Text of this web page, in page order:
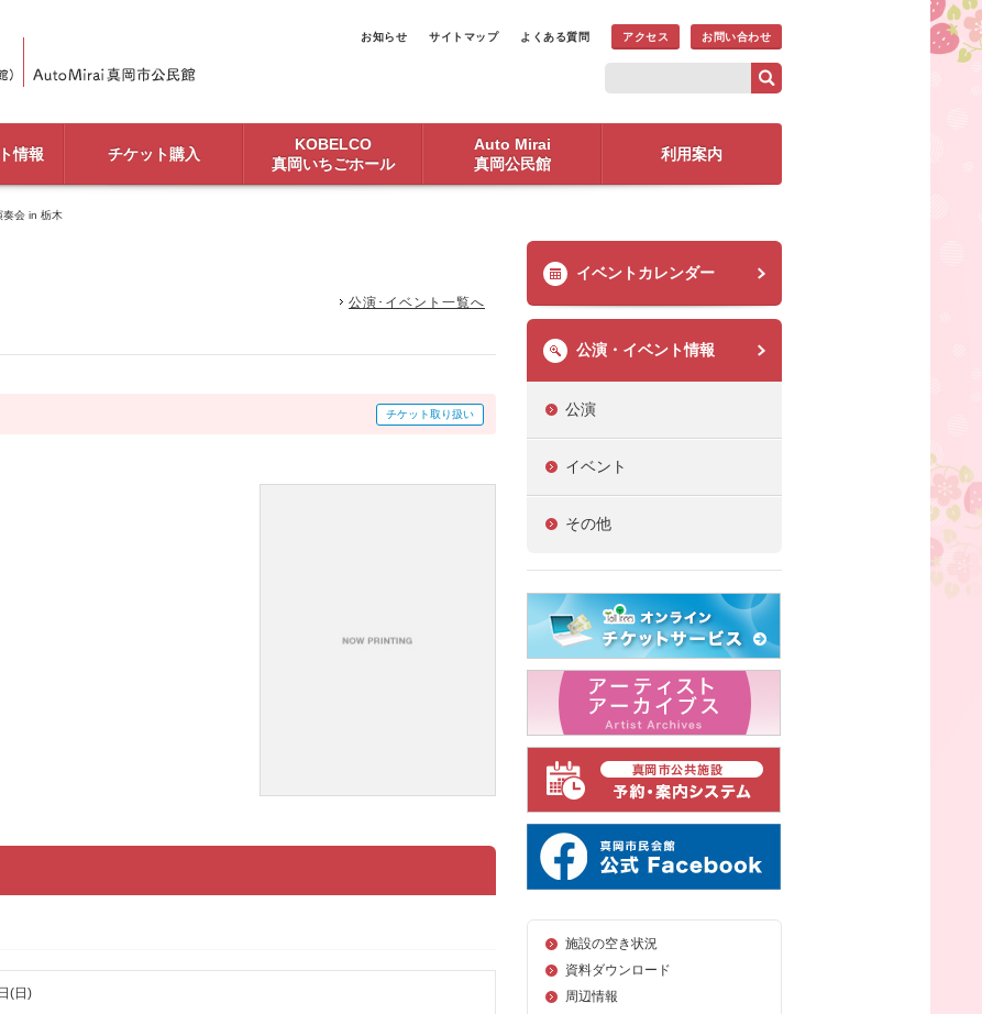
お知らせ サイトマップ よくある質問 アクセス お問い合わせ
情報 チケット購入
KOBELCO
真岡いちごホール
Auto Mirai
真岡公民館
利用案内
奏会 in 栃木
公演･イベント一覧へ
チケット取り扱い
(日)
イベントカレンダー
公演・イベント情報
公演
イベント
その他
施設の空き状況
資料ダウンロード
周辺情報